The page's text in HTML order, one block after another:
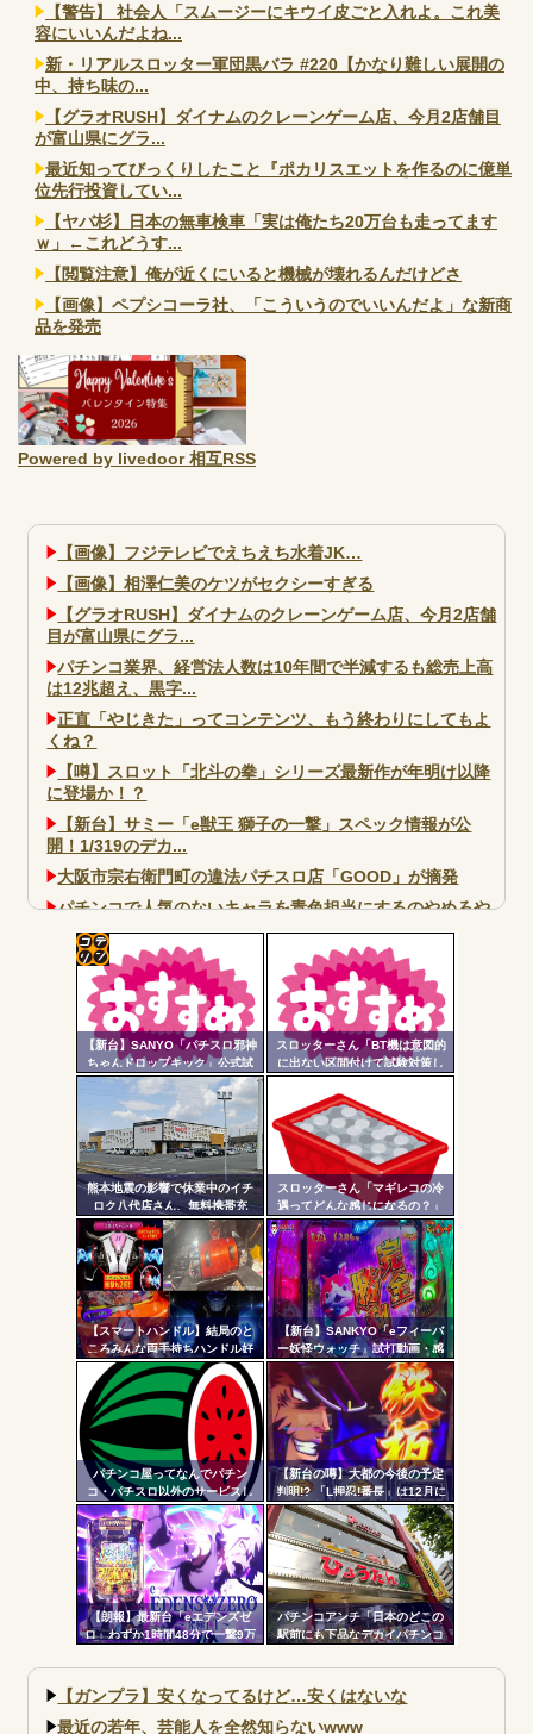
【警告】 社会人「スムージーにキウイ皮ごと入れよ。これ美
容にいいんだよね...
新・リアルスロッター軍団黒バラ #220【かなり難しい展開の
中、持ち味の...
【グラオRUSH】ダイナムのクレーンゲーム店、今月2店舗目
が富山県にグラ...
最近知ってびっくりしたこと『ポカリスエットを作るのに億単
位先行投資してい...
【ヤバ杉】日本の無車検車「実は俺たち20万台も走ってます
ｗ」←これどうす...
【閲覧注意】俺が近くにいると機械が壊れるんだけどさ
【画像】ペプシコーラ社、「こういうのでいいんだよ」な新商
品を発売
Powered by livedoor 相互RSS
【画像】フジテレビでえちえち水着JK…
【画像】相澤仁美のケツがセクシーすぎる
【グラオRUSH】ダイナムのクレーンゲーム店、今月2店舗
目が富山県にグラ...
パチンコ業界、経営法人数は10年間で半減するも総売上高
は12兆超え、黒字...
正直「やじきた」ってコンテンツ、もう終わりにしてもよ
くね？
【噂】スロット「北斗の拳」シリーズ最新作が年明け以降
に登場か！？
【新台】サミー「e獣王 獅子の一撃」スペック情報が公
開！1/319のデカ...
大阪市宗右衛門町の違法パチスロ店「GOOD」が摘発
パチンコで人気のないキャラを青色担当にするのやめろや
ワイ、パチンコ屋店員の目の前で会員カードを握り潰し
「今までありがとう」と...
無職のパチンコカス(22)なんやが、ワイの人生どれくらい
ヤバいか教えて？...
AngelBeats!とかいうクソアニメの思い出ｗｗｗ
Powered by livedoor 相互RSS
【新台】SANYO「パチスロ邪神
ちゃんドロップキック」公式試
打動画公開！演出の作り込みい
いなｗｗｗ
スロッターさん「BT機は意図的
に出ない区間付けて試験対策し
てそうな気がする」
熊本地震の影響で休業中のイチ
ロク八代店さん、無料携帯充
電・24時間の仮設トイレ解放・
飲料水の無料配布を開始
スロッターさん「マギレコの冷
遇ってどんな感じになるの？」
【スマートハンドル】結局のと
ころみんな両手持ちハンドル好
きなの？
【新台】SANKYO「eフィーバ
ー妖怪ウォッチ」試打動画・感
想まとめ！流石にこれは覇権だ
ろ！SSS評価
パチンコ屋ってなんでパチン
コ・パチスロ以外のサービスし
ないんや？
【新台の噂】大都の今後の予定
判明!? 「L押忍!番長」は12月に
登場か
【朗報】最新台「eエデンズゼ
ロ」わずか1時間48分で一撃9万
しまうｗ 究極LT期待出玉2万発
超えの現行最強スペックは伊達
じゃないな…
パチンコアンチ「日本のどこの
駅前にも下品なデカイパチンコ
コテ
リン
- 固
定リ
自動
更新
ツー
ル
【ガンプラ】安くなってるけど…安くはないな
最近の若年、芸能人を全然知らないwww